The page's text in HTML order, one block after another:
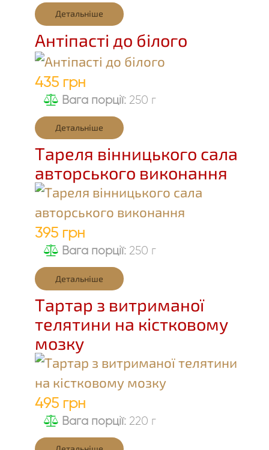
Детальніше
Антіпасті до білого
435 грн
Вага порції: 250 г
Детальніше
Тареля вінницького сала
авторського виконання
395 грн
Вага порції: 250 г
Детальніше
Тартар з витриманої
телятини на кістковому
мозку
495 грн
Вага порції: 220 г